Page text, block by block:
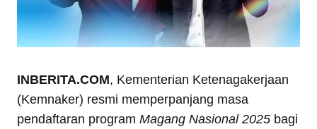
INBERITA.COM, Kementerian Ketenagakerjaan
(Kemnaker) resmi memperpanjang masa
pendaftaran program Magang Nasional 2025 bagi